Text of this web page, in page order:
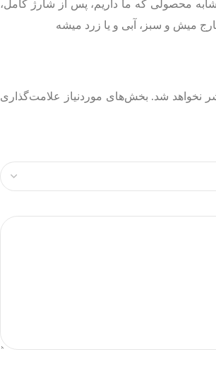
محصولی که ما داریم، پس از شارژ کامل،
میش و سبز، آبی و یا زرد میشه
نخواهد شد. بخش‌های موردنیاز علامت‌گذاری